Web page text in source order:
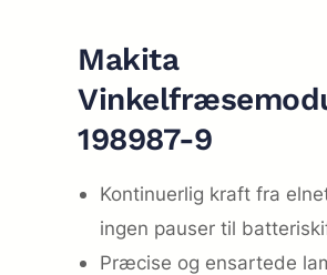
Makita
198987-9
Kontinuerlig kraft fra
ingen pauser til
Præcise og ensartede